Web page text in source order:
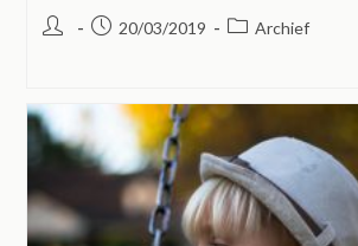
20/03/2019 Archief